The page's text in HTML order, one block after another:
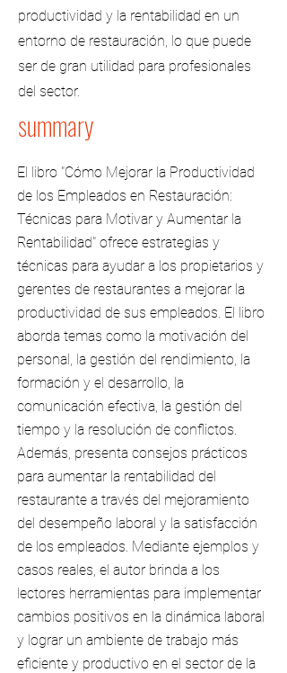
productividad y la rentabilidad en un
entorno de restauración, lo que puede
ser de gran utilidad para profesionales
del sector.
summary
El libro "Cómo Mejorar la Productividad
de los Empleados en Restauración:
Técnicas para Motivar y Aumentar la
Rentabilidad" ofrece estrategias y
técnicas para ayudar a los propietarios y
gerentes de restaurantes a mejorar la
productividad de sus empleados. El libro
aborda temas como la motivación del
personal, la gestión del rendimiento, la
formación y el desarrollo, la
comunicación efectiva, la gestión del
tiempo y la resolución de conflictos.
Además, presenta consejos prácticos
para aumentar la rentabilidad del
restaurante a través del mejoramiento
del desempeño laboral y la satisfacción
de los empleados. Mediante ejemplos y
casos reales, el autor brinda a los
lectores herramientas para implementar
cambios positivos en la dinámica laboral
y lograr un ambiente de trabajo más
eficiente y productivo en el sector de la